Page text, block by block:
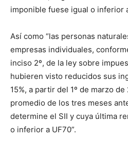
imponible fuese igual o inferior
Así como “las personas
empresas individuales,
inciso 2º, de la ley sobre
hubieren visto reducidos sus
15%, a partir del 1º de marzo
promedio de los tres meses
determine el SII y cuya última
o inferior a UF70”.